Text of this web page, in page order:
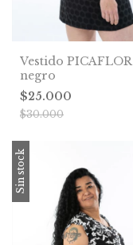
Vestido PICAFLOR
negro
$25.000
$30.000
Sin stock